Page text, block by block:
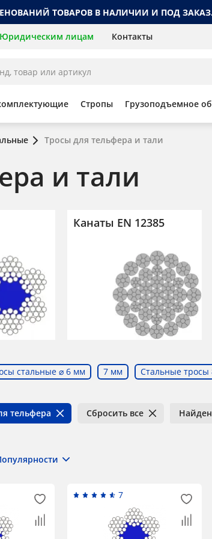
ТОВАРОВ В НАЛИЧИИ И ПОД
Юридическим лицам Контакты
Стропы Грузоподъемное
Тросы для тельфера и тали
и тали
Канаты EN 12385
стальные ⌀ 6 мм 7 мм Стальные тросы
тельфера Сбросить все
7